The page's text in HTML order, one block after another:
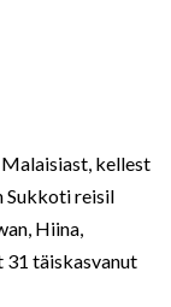
kellest
Sukkoti reisil
Hiina,
31 täiskasvanut